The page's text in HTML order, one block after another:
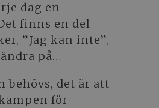
dag en
finns en del
”Jag kan inte”,
på…
behövs, det är att
för